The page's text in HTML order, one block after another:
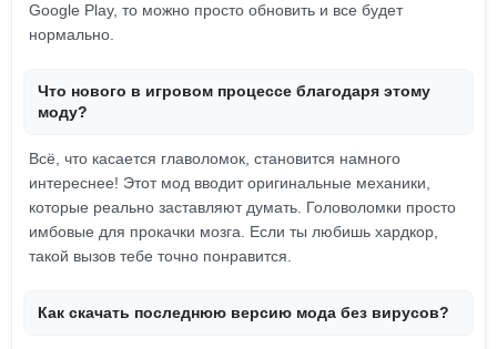
Google Play, то можно просто обновить и все будет
нормально.
Что нового в игровом процессе благодаря этому
моду?
Всё, что касается главоломок, становится намного
интереснее! Этот мод вводит оригинальные механики,
которые реально заставляют думать. Головоломки просто
имбовые для прокачки мозга. Если ты любишь хардкор,
такой вызов тебе точно понравится.
Как скачать последнюю версию мода без вирусов?